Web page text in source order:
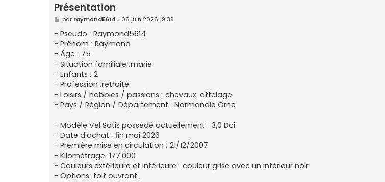
Présentation
M
e
s
s
a
g
e
par raymond5614 » 06 juin 2026 19:39
- Pseudo : Raymond5614
- Prénom : Raymond
- Âge : 75
- Situation familiale :marié
- Enfants : 2
- Profession :retraité
- Loisirs / hobbies / passions : chevaux, attelage
- Pays / Région / Département : Normandie Orne
- Modèle Vel Satis possédé actuellement : 3,0 Dci
- Date d'achat : fin mai 2026
- Première mise en circulation : 21/12/2007
- Kilométrage :177.000
- Couleurs extérieure et intérieure : couleur grise avec un intérieur noir
- Options: toit ouvrant..